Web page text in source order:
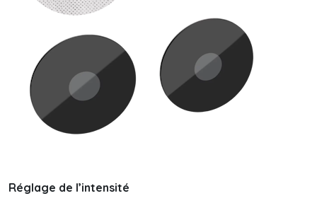
Réglage de l’intensité